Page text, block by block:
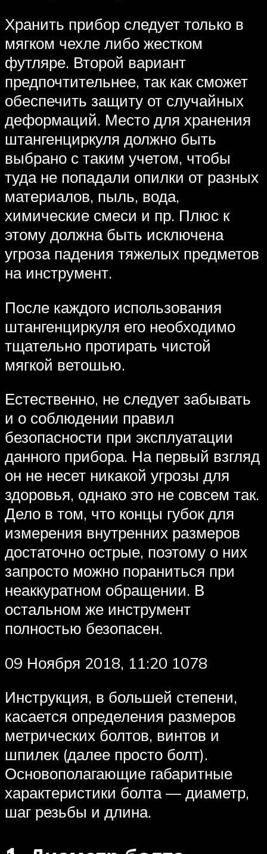
Хранить прибор следует только в
мягком чехле либо жестком
футляре. Второй вариант
предпочтительнее, так как сможет
обеспечить защиту от случайных
деформаций. Место для хранения
штангенциркуля должно быть
выбрано с таким учетом, чтобы
туда не попадали опилки от разных
материалов, пыль, вода,
химические смеси и пр. Плюс к
этому должна быть исключена
угроза падения тяжелых предметов
на инструмент.
После каждого использования
штангенциркуля его необходимо
тщательно протирать чистой
мягкой ветошью.
Естественно, не следует забывать
и о соблюдении правил
безопасности при эксплуатации
данного прибора. На первый взгляд
он не несет никакой угрозы для
здоровья, однако это не совсем так.
Дело в том, что концы губок для
измерения внутренних размеров
достаточно острые, поэтому о них
запросто можно пораниться при
неаккуратном обращении. В
остальном же инструмент
полностью безопасен.
09 Ноября 2018, 11:20 1078
Инструкция, в большей степени,
касается определения размеров
метрических болтов, винтов и
шпилек (далее просто болт).
Основополагающие габаритные
характеристики болта — диаметр,
шаг резьбы и длина.